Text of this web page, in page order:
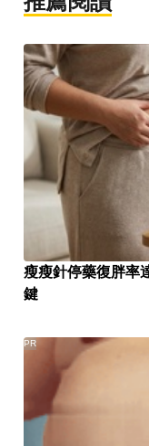
瘦瘦針停藥復胖率
鍵
PR